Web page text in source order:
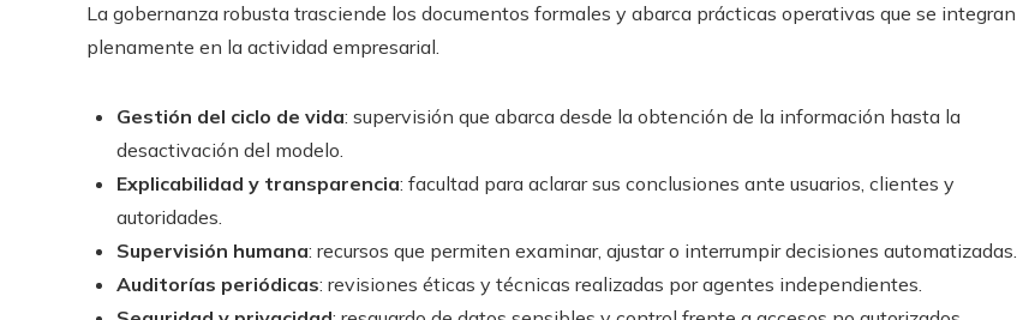
La gobernanza robusta trasciende los documentos formales y abarca prácticas operativas que se integran
plenamente en la actividad empresarial.
Gestión del ciclo de vida: supervisión que abarca desde la obtención de la información hasta la
desactivación del modelo.
Explicabilidad y transparencia: facultad para aclarar sus conclusiones ante usuarios, clientes y
autoridades.
Supervisión humana: recursos que permiten examinar, ajustar o interrumpir decisiones automatizadas.
Auditorías periódicas: revisiones éticas y técnicas realizadas por agentes independientes.